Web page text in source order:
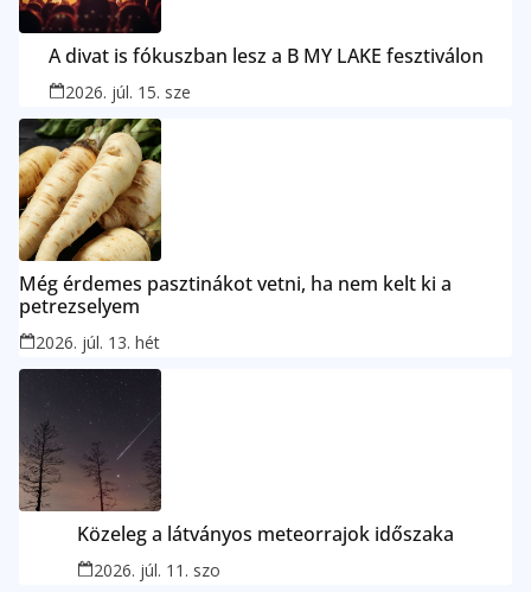
A divat is fókuszban lesz a B MY LAKE fesztiválon
2026. júl. 15. sze
Még érdemes pasztinákot vetni, ha nem kelt ki a
petrezselyem
2026. júl. 13. hét
Közeleg a látványos meteorrajok időszaka
2026. júl. 11. szo